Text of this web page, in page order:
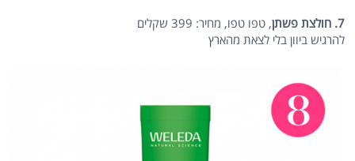
7. חולצת פשתן
, טפו טפו, מחיר: 399 שקלים
להרגיש ביוון בלי לצאת מהארץ